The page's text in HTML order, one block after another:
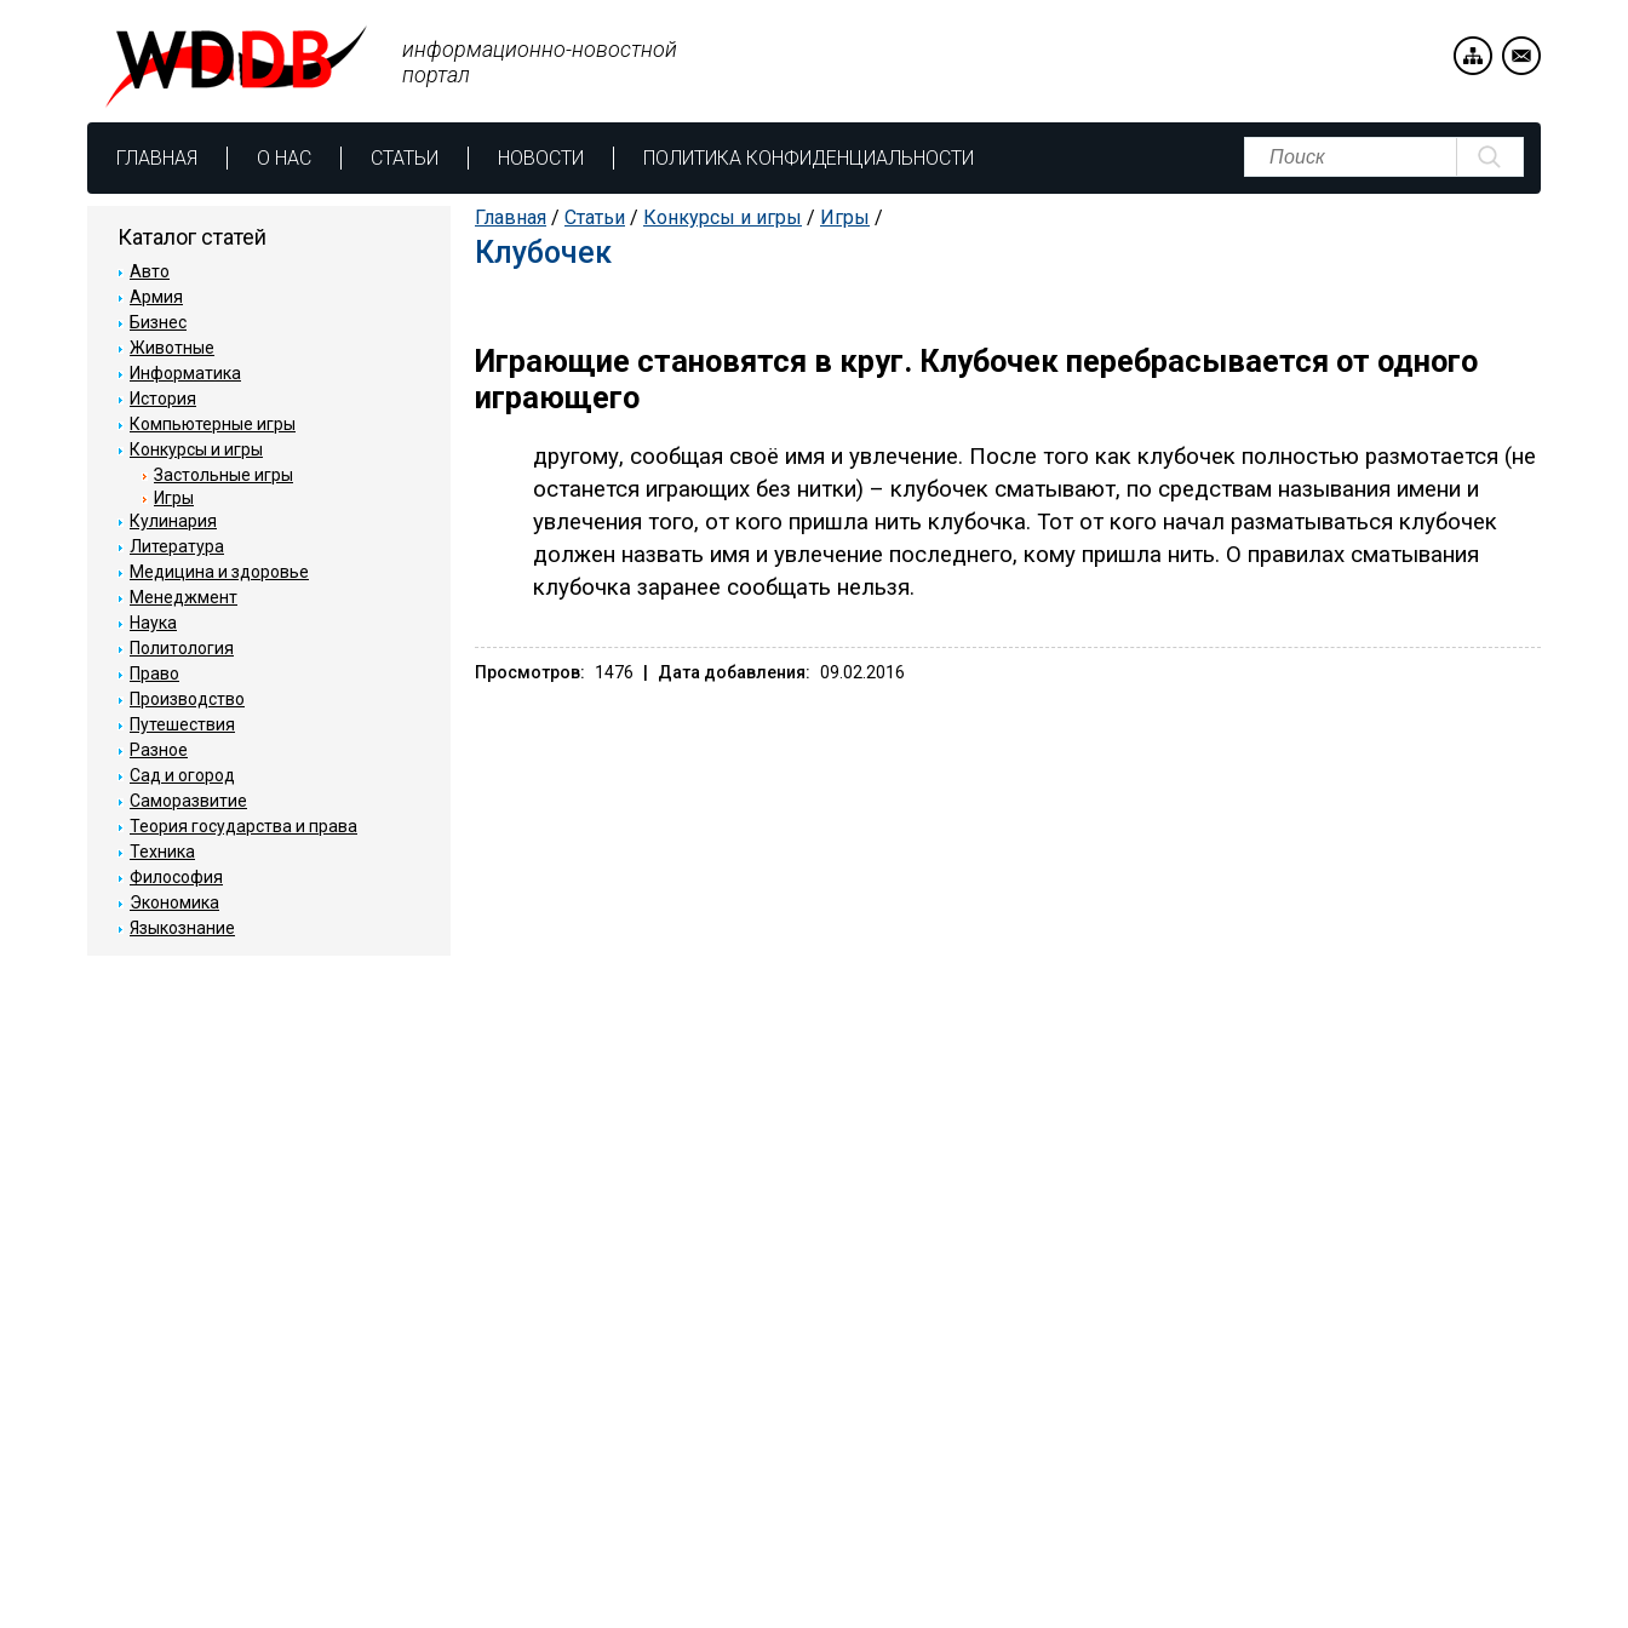
ГЛАВНАЯ О НАС СТАТЬИ НОВОСТИ ПОЛИТИКА КОНФИДЕНЦИАЛЬНОСТИ
информационно-новостной
портал
Главная / Статьи / Конкурсы и игры / Игры /
Клубочек
Играющие становятся в круг. Клубочек перебрасывается от одного
играющего
другому, сообщая своё имя и увлечение. После того как клубочек полностью размотается (не
останется играющих без нитки) – клубочек сматывают, по средствам называния имени и
увлечения того, от кого пришла нить клубочка. Тот от кого начал разматываться клубочек
должен назвать имя и увлечение последнего, кому пришла нить. О правилах сматывания
клубочка заранее сообщать нельзя.
Просмотров: 1476 Дата добавления: 09.02.2016
Каталог статей
Авто
Армия
Бизнес
Животные
Информатика
История
Компьютерные игры
Конкурсы и игры
Застольные игры
Игры
Кулинария
Литература
Медицина и здоровье
Менеджмент
Наука
Политология
Право
Производство
Путешествия
Разное
Сад и огород
Саморазвитие
Теория государства и права
Техника
Философия
Экономика
Языкознание